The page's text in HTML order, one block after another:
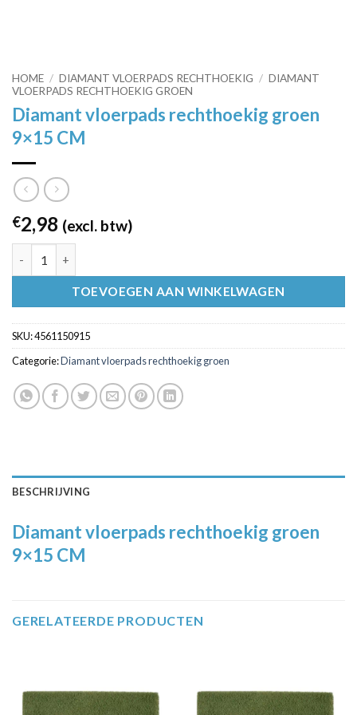
HOME / DIAMANT VLOERPADS RECHTHOEKIG / DIAMANT
VLOERPADS RECHTHOEKIG GROEN
Diamant vloerpads rechthoekig groen
9×15 CM
€2,98 (excl. btw)
TOEVOEGEN AAN WINKELWAGEN
SKU:4561150915
Categorie:Diamant vloerpads rechthoekig groen
BESCHRIJVING
Diamant vloerpads rechthoekig groen
9×15 CM
GERELATEERDE PRODUCTEN